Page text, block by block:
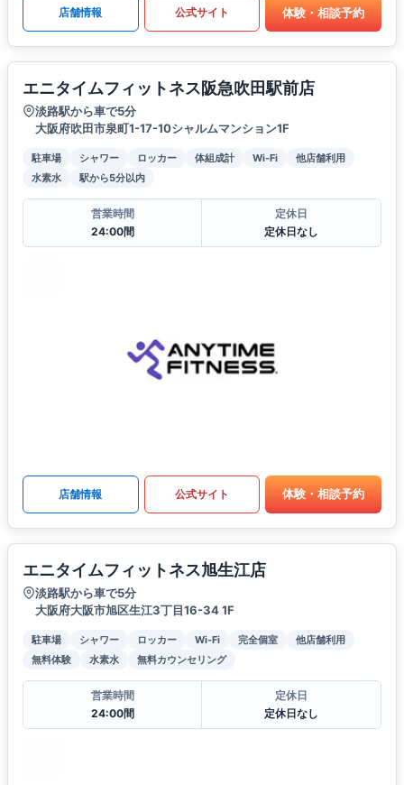
店舗情報 公式サイト 体験・相談予約
エニタイムフィットネス阪急吹田駅前店
淡路駅から車で5分
大阪府吹田市泉町1-17-10シャルムマンション1F
駐車場 シャワー ロッカー 体組成計 Wi-Fi
他店舗利用
水素水
駅から5分以内
営業時間
24:00間
定休日
定休日なし
店舗情報 公式サイト 体験・相談予約
エニタイムフィットネス旭生江店
淡路駅から車で5分
大阪府大阪市旭区生江3丁目16-34 1F
駐車場 シャワー ロッカー Wi-Fi 完全個室
他店舗利用
無料体験
水素水 無料カウンセリング
営業時間
24:00間
定休日
定休日なし